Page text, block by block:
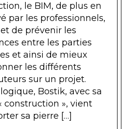
le BIM, de plus en
par les professionnels,
de prévenir les
entre les parties
et ainsi de mieux
les différents
sur un projet.
Bostik, avec sa
construction », vient
sa pierre […]